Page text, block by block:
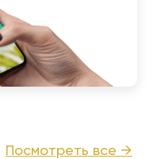
Посмотреть все →